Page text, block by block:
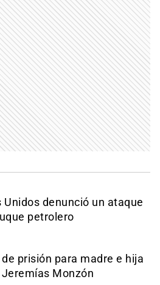
Unidos denunció un ataque
petrolero
prisión para madre e hija
Monzón